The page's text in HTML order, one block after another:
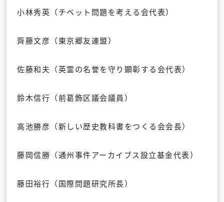
小林秀英（チベット問題を考える会代表）
齊藤文彦（東京郷友連盟）
佐藤和夫（英霊の名誉を守り顕彰する会代表）
鈴木信行（前葛飾区議会議員）
高池勝彦（新しい歴史教科書をつくる会会長）
藤岡信勝（通州事件アーカイブス設立基金代表）
藤田裕行（国際問題研究所長）